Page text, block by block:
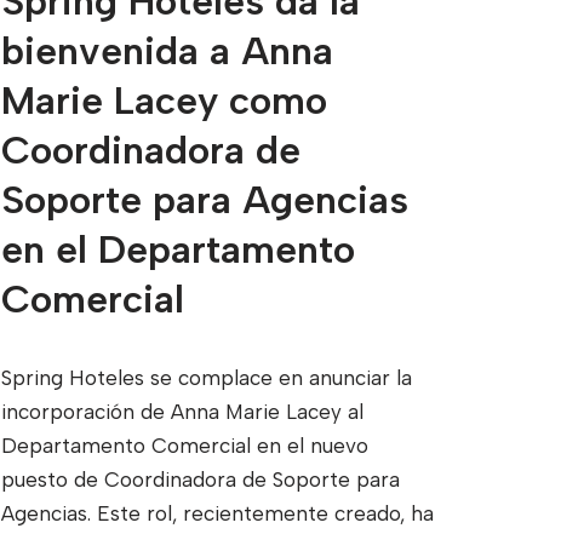
bienvenida a Anna
Marie Lacey como
Coordinadora de
Soporte para Agencias
en el Departamento
Comercial
Spring Hoteles se complace en anunciar la
incorporación de Anna Marie Lacey al
Departamento Comercial en el nuevo
puesto de Coordinadora de Soporte para
Agencias. Este rol, recientemente creado, ha